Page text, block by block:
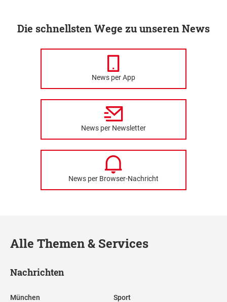
Die schnellsten Wege zu unseren News
News per App
News per Newsletter
News per Browser-Nachricht
Alle Themen & Services
Nachrichten
München Sport